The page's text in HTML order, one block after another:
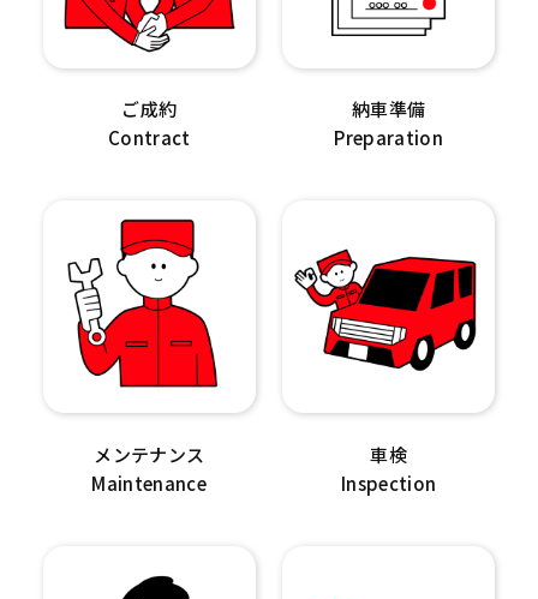
ご成約
Contract
納車準備
Preparation
メンテナンス
Maintenance
車検
Inspection